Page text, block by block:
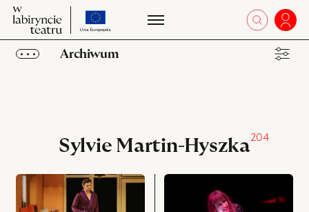
W
W
labiryncie
teatru
przejdź
do
o
otworz
Archiwum
Ulubione
Sylvie Martin-Hyszka204
przejdź
do
przejdź